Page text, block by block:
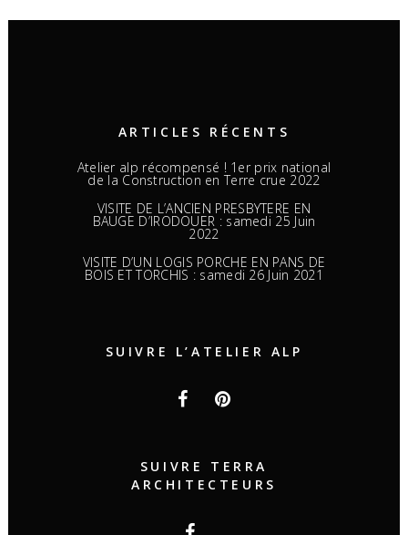
ARTICLES RÉCENTS
Atelier alp récompensé ! 1er prix national
de la Construction en Terre crue 2022
VISITE DE L’ANCIEN PRESBYTERE EN
BAUGE D’IRODOUER : samedi 25 Juin
2022
VISITE D’UN LOGIS PORCHE EN PANS DE
BOIS ET TORCHIS : samedi 26 Juin 2021
SUIVRE L’ATELIER ALP
SUIVRE TERRA
ARCHITECTEURS